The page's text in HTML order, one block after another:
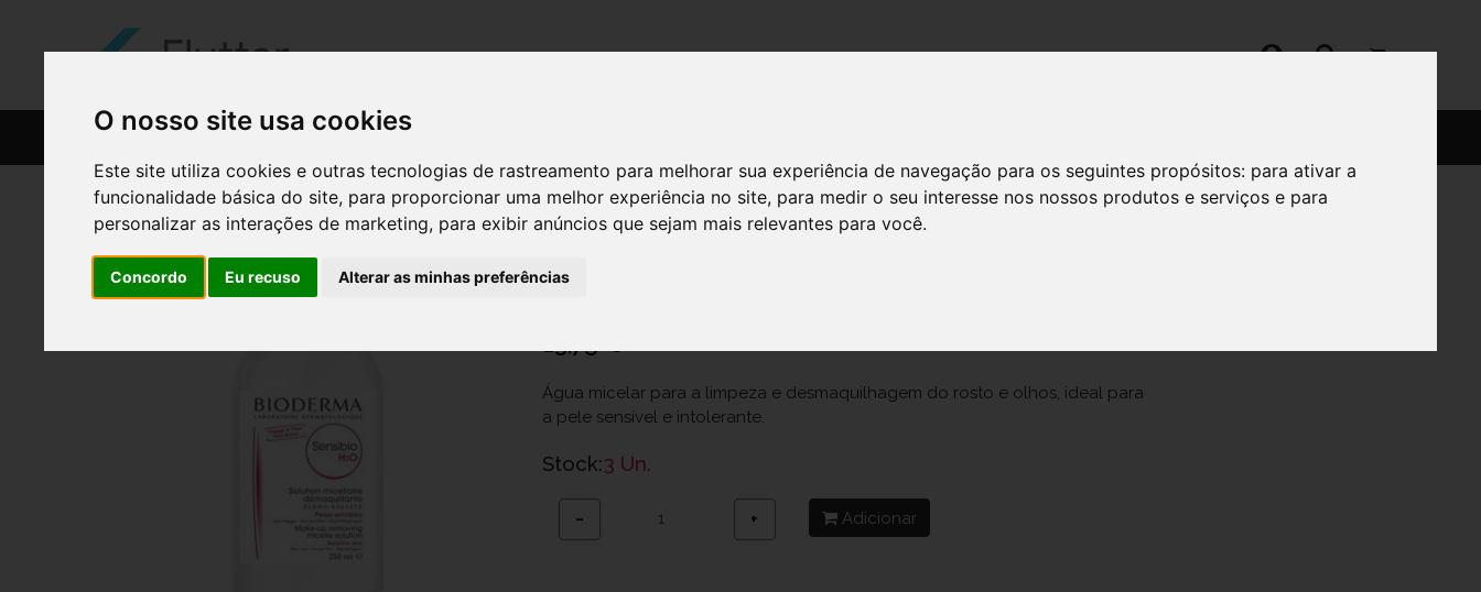
O nosso site usa cookies
Este site utiliza cookies e outras tecnologias de rastreamento para melhorar sua experiência de navegação para os seguintes propósitos: para ativar a
funcionalidade básica do site, para proporcionar uma melhor experiência no site, para medir o seu interesse nos nossos produtos e serviços e para
personalizar as interações de marketing, para exibir anúncios que sejam mais relevantes para você.
Concordo Eu recuso Alterar as minhas preferências
CATÁLOGO
SENSIBIO BIODERMA A SOL LIMPEZA H20 250 ML
Água micelar para a limpeza e desmaquilhagem do rosto e olhos, ideal para
a pele sensível e intolerante.
Stock:3 Un.
− + Adicionar